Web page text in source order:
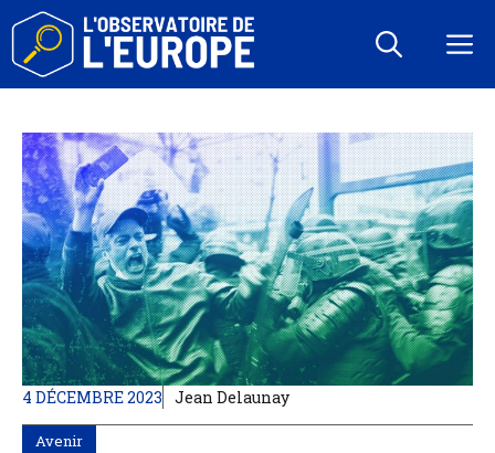
Aller
contenu
4 DÉCEMBRE 2023 Jean Delaunay
Avenir